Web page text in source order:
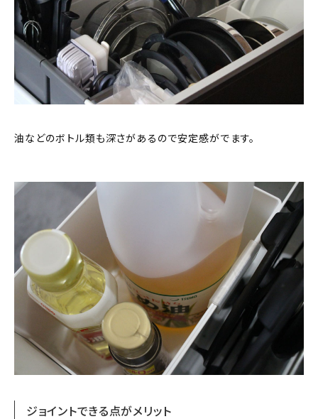
油などのボトル類も深さがあるので安定感がでます。
ジョイントできる点がメリット